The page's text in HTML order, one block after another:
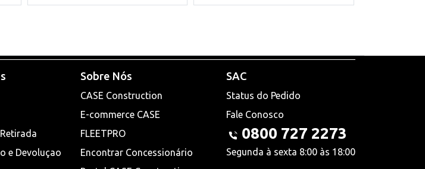
e Devoluçao
Sobre Nós
CASE Construction
E-commerce CASE
FLEETPRO
Encontrar Concessionário
SAC
Status do Pedido
Fale Conosco
0800 727 2273
Segunda à sexta 8:00 às 18:00